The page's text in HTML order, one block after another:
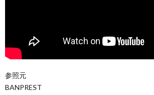
参照元
BANPREST